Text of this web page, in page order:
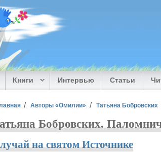
Книги Интервью Статьи
здесьАвторы «Омилии» Татьяна Бобровских
Бобровских.
на святом Источнике